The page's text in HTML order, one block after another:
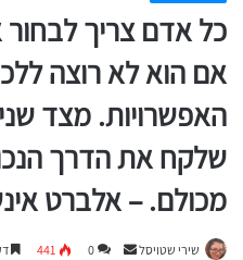
כל אדם צריך
אם הוא לא רוצה
האפשרויות. מצד
שלקח את הדרך
מכולם. – אלברט
שירי שטויסל
Send
0
441